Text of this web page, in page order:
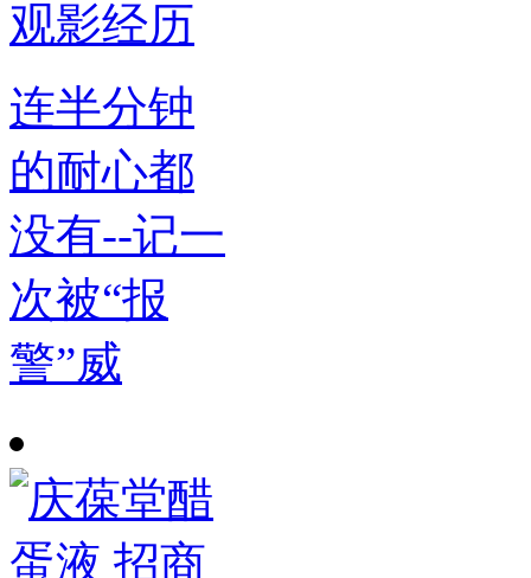
连半分钟
的耐心都
没有--记一
次被“报
警”威